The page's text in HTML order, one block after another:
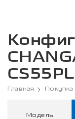
Главная Покупка
Модель